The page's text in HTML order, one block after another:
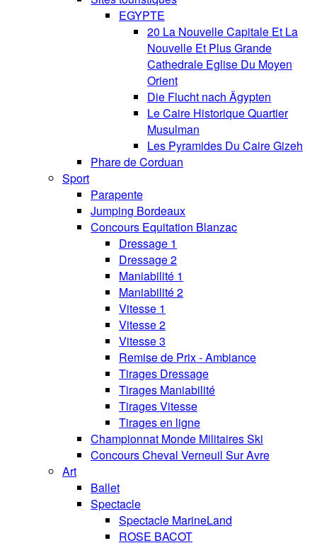
EGYPTE
20 La Nouvelle Capitale Et La
Nouvelle Et Plus Grande
Cathedrale Eglise Du Moyen
Orient
Die Flucht nach Ägypten
Le Caire Historique Quartier
Musulman
Les Pyramides Du Caire Gizeh
Phare de Corduan
Sport
Parapente
Jumping Bordeaux
Concours Equitation Blanzac
Dressage 1
Dressage 2
Maniabilité 1
Maniabilité 2
Vitesse 1
Vitesse 2
Vitesse 3
Remise de Prix - Ambiance
Tirages Dressage
Tirages Maniabilité
Tirages Vitesse
Tirages en ligne
Championnat Monde Militaires Ski
Concours Cheval Verneuil Sur Avre
Art
Ballet
Spectacle
Spectacle MarineLand
ROSE BACOT